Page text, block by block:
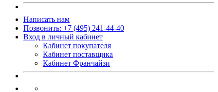
Написать нам
Позвонить: +7 (495) 241-44-40
Вход в личный кабинет
Кабинет покупателя
Кабинет поставщика
Кабинет Франчайзи